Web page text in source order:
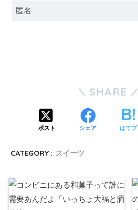
SHARE
ポスト シェア はてブ
CATEGORY : スイーツ